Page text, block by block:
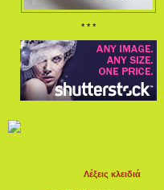
* * *
Λέξεις κλειδιά